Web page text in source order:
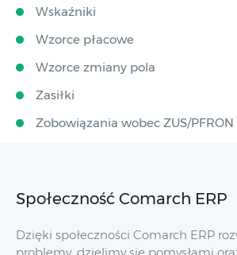
Wskaźniki
Wzorce płacowe
Wzorce zmiany pola
Zasiłki
Zobowiązania wobec ZUS/PFRON
Społeczność Comarch ERP
Dzięki społeczności Comarch ERP